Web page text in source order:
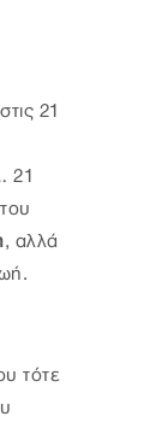
21
21
, αλλά
τότε